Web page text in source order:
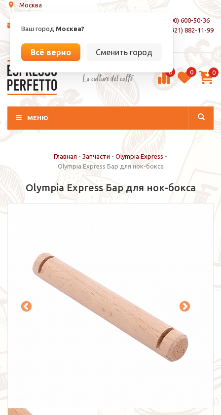
Москва
Ваш город Москва?
Всё верно Сменить город
info@espressoperfetto.ru
8 (800) 600-50-36
+7 (921) 882-11-99
La culture del caffé 0 0 0
МЕНЮ
Главная - Запчасти - Olympia Express -
Olympia Express Бар для нок-бокса
Olympia Express Бар для нок-бокса